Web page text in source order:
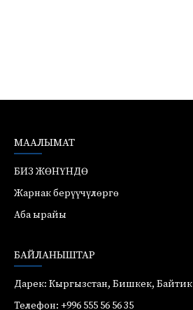
МААЛЫМАТ
БИЗ ЖӨНҮНДӨ
Жарнак берүүчүлөргө
Аба ырайы
БАЙЛАНЫШТАР
Дарек: Кыргызстан, Бишкек, Байтик
Телефон: +996 555 56 56 35